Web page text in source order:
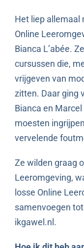
Het liep allemaal
Online
Bianca L’abée.
cursussen die,
vrijgeven van
zitten. Daar ging
Bianca en
moesten
vervelende
Ze wilden graag
Leeromgeving,
losse Online
samenvoegen
ikgawel.nl.